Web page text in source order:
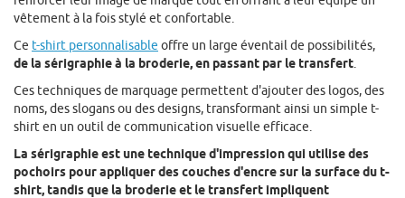
vêtement à la fois stylé et confortable.
Ce t-shirt personnalisable offre un large éventail de possibilités,
de la sérigraphie à la broderie, en passant par le transfert
Ces techniques de marquage permettent d'ajouter des logos, des
noms, des slogans ou des designs, transformant ainsi un simple t-
shirt en un outil de communication visuelle efficace.
La sérigraphie est une technique d'impression qui utilise des
pochoirs pour appliquer des couches d'encre sur la surface du t-
shirt, tandis que la broderie et le transfert impliquent